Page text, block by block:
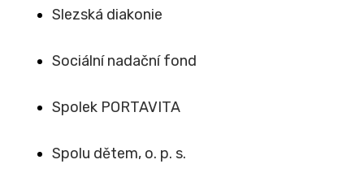
Slezská diakonie
Sociální nadační fond
Spolek PORTAVITA
Spolu dětem, o. p. s.